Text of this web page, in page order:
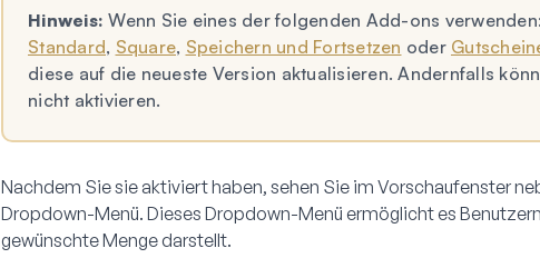
Hinweis: Wenn Sie eines der folgenden Add-ons verwenden:
Standard, Square, Speichern und Fortsetzen oder
diese auf die neueste Version aktualisieren. Andernfalls
nicht aktivieren.
Nachdem Sie sie aktiviert haben, sehen Sie im Vorschaufenster
Dropdown-Menü. Dieses Dropdown-Menü ermöglicht es
gewünschte Menge darstellt.